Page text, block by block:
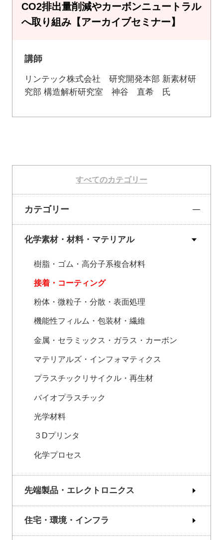
CO2排出量削減やカーボンニュートラル
へ取り組み【アーカイブセミナー】
講師
リンテック株式会社 研究開発本部 新素材研
究部 構造解析研究室 神谷 直希 氏
すべてのカテゴリー
カテゴリー
化学素材・材料・マテリアル
樹脂・ゴム・高分子系複合材料
接着・コーティング
粉体・微粒子・分散・表面処理
機能性フィルム・包装材・繊維
金属・セラミックス・ガラス・カーボン
マテリアルズ・インフォマティクス
プラスチックリサイクル・再生材
バイオプラスチック
光学材料
３Dプリンタ
化学プロセス
先端製品・エレクトロニクス
住宅・環境・インフラ